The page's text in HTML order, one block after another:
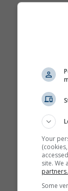
Your
site. We
partners.
Some